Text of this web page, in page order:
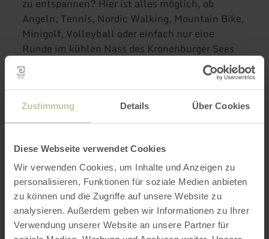
Zustimmung Details Über Cookies
Diese Webseite verwendet Cookies
Wir verwenden Cookies, um Inhalte und Anzeigen zu
personalisieren, Funktionen für soziale Medien anbieten
zu können und die Zugriffe auf unsere Website zu
analysieren. Außerdem geben wir Informationen zu Ihrer
Verwendung unserer Website an unsere Partner für
zu entspannen? Hier ist alles möglich, ob
Angeln, Tennis, Nordic Walking, Mountain Bike,
Minigolf, Volleyball oder einfach nur eine
Runde im kühlen Nass des Kronenburger Sees
ziehen. Hier ist für unsere kleinen und großen
Gäste genug zu unternehmen.
Weitere Infos
Öffnungszeiten
Merkmale / Besonderheiten